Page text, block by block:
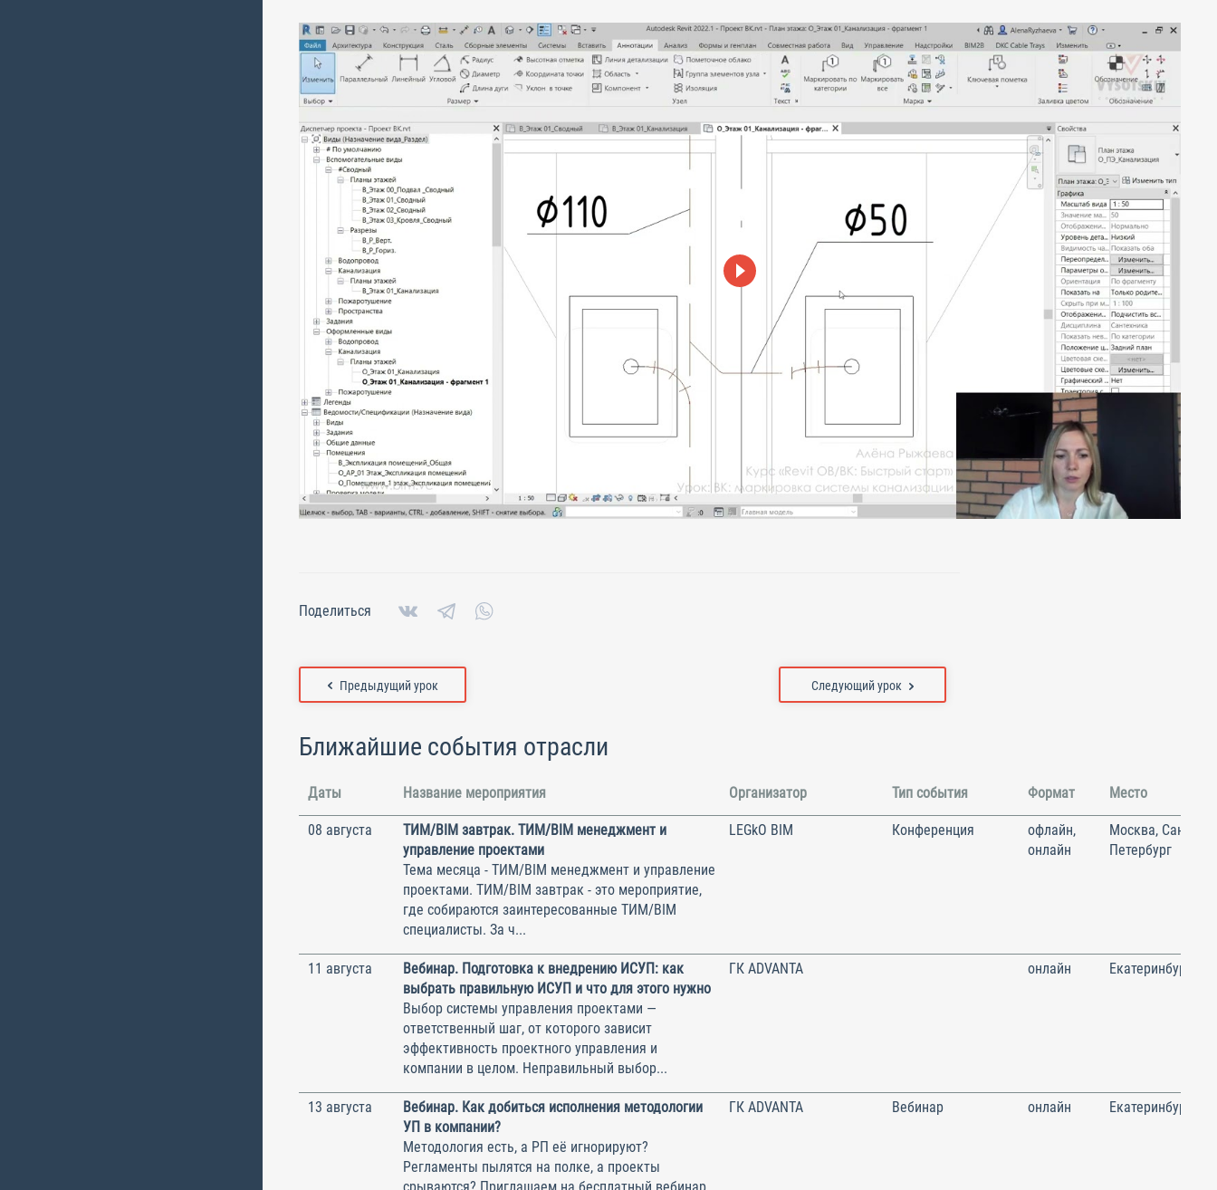
Поделиться
Предыдущий урок Следующий урок
Ближайшие события отрасли
Даты Название мероприятия Организатор Тип события Формат Место
08 августа
ТИМ/BIM завтрак. ТИМ/BIM менеджмент и
управление проектами
Тема месяца - ТИМ/BIM менеджмент и управление
проектами. ТИМ/BIM завтрак - это мероприятие,
где собираются заинтересованные ТИМ/BIM
специалисты. За ч...
LEGkO BIM Конференция
офлайн,
онлайн
Москва, Санкт-
Петербург
11 августа
Вебинар. Подготовка к внедрению ИСУП: как
выбрать правильную ИСУП и что для этого нужно
Выбор системы управления проектами —
ответственный шаг, от которого зависит
эффективность проектного управления и
компании в целом. Неправильный выбор...
ГК ADVANTA онлайн Екатеринбург
13 августа
Вебинар. Как добиться исполнения методологии
УП в компании?
Методология есть, а РП её игнорируют?
Регламенты пылятся на полке, а проекты
ГК ADVANTA Вебинар онлайн Екатеринбург